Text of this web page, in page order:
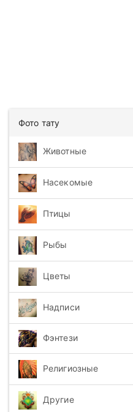
Фото тату
Животные
Насекомые
Птицы
Рыбы
Цветы
Надписи
Фэнтези
Религиозные
Другие